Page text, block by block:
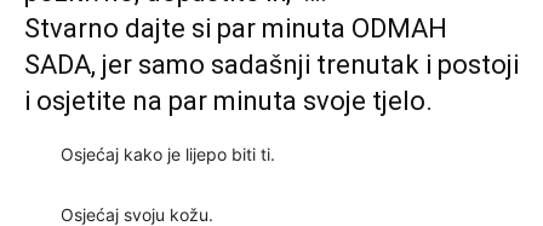
Stvarno dajte si par minuta ODMAH
SADA, jer samo sadašnji trenutak i postoji
i osjetite na par minuta svoje tjelo.
Osjećaj kako je lijepo biti ti.
Osjećaj svoju kožu.